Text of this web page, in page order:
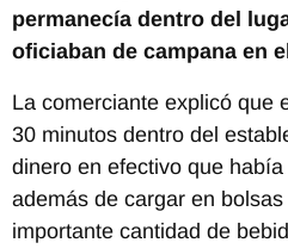
permanecía dentro del
oficiaban de campana en
La comerciante explicó que
30 minutos dentro del
dinero en efectivo que
además de cargar en
importante cantidad de